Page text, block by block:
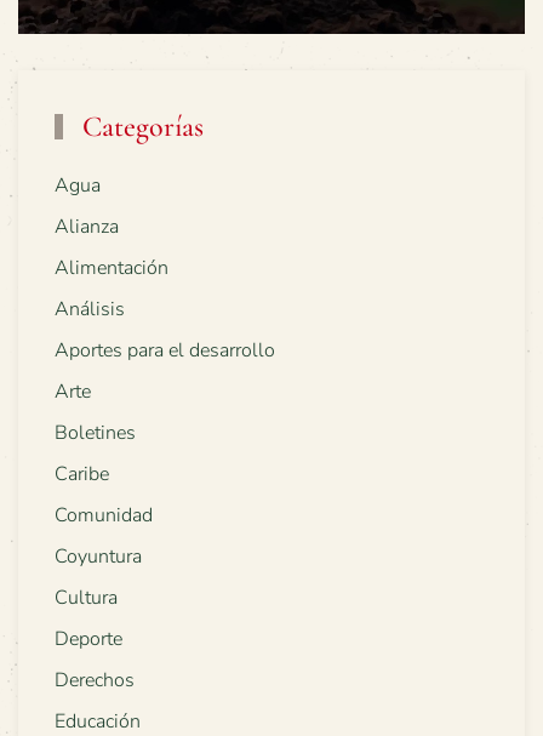
Categorías
Agua
Alianza
Alimentación
Análisis
Aportes para el desarrollo
Arte
Boletines
Caribe
Comunidad
Coyuntura
Cultura
Deporte
Derechos
Educación